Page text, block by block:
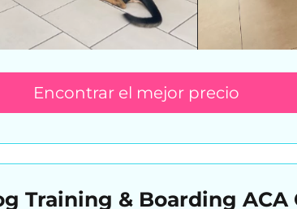
Encontrar el mejor precio
Training & Boarding